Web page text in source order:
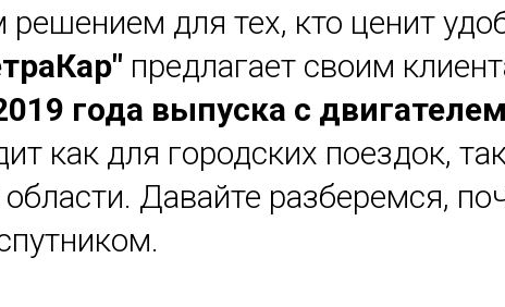
для тех, кто ценит
предлагает своим
года выпуска с
как для городских поездок,
Давайте разберемся,